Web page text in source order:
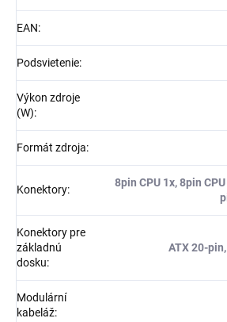
EAN:
Podsvietenie:
Výkon zdroje
(W):
Formát zdroja:
Konektory:
8pin CPU 1x, 8pin
Konektory pre
základnú
dosku:
ATX 20-
Modulární
kabeláž: